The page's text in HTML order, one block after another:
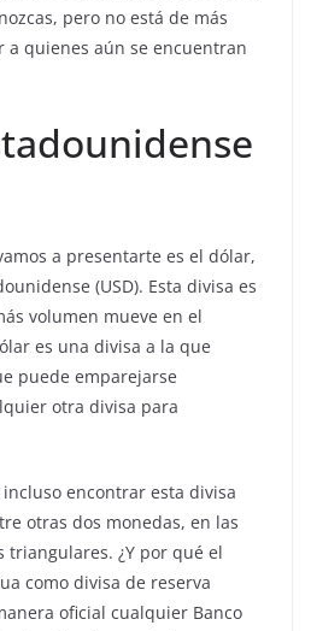
pero no está de más
a quienes aún se encuentran
a presentarte es el dólar,
(USD). Esta divisa es
volumen mueve en el
es una divisa a la que
puede emparejarse
otra divisa para
encontrar esta divisa
otras dos monedas, en las
triangulares. ¿Y por qué el
como divisa de reserva
oficial cualquier Banco